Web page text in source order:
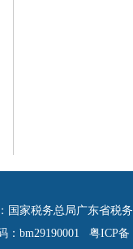
国家税务总局广东省税
：bm29190001 粤ICP